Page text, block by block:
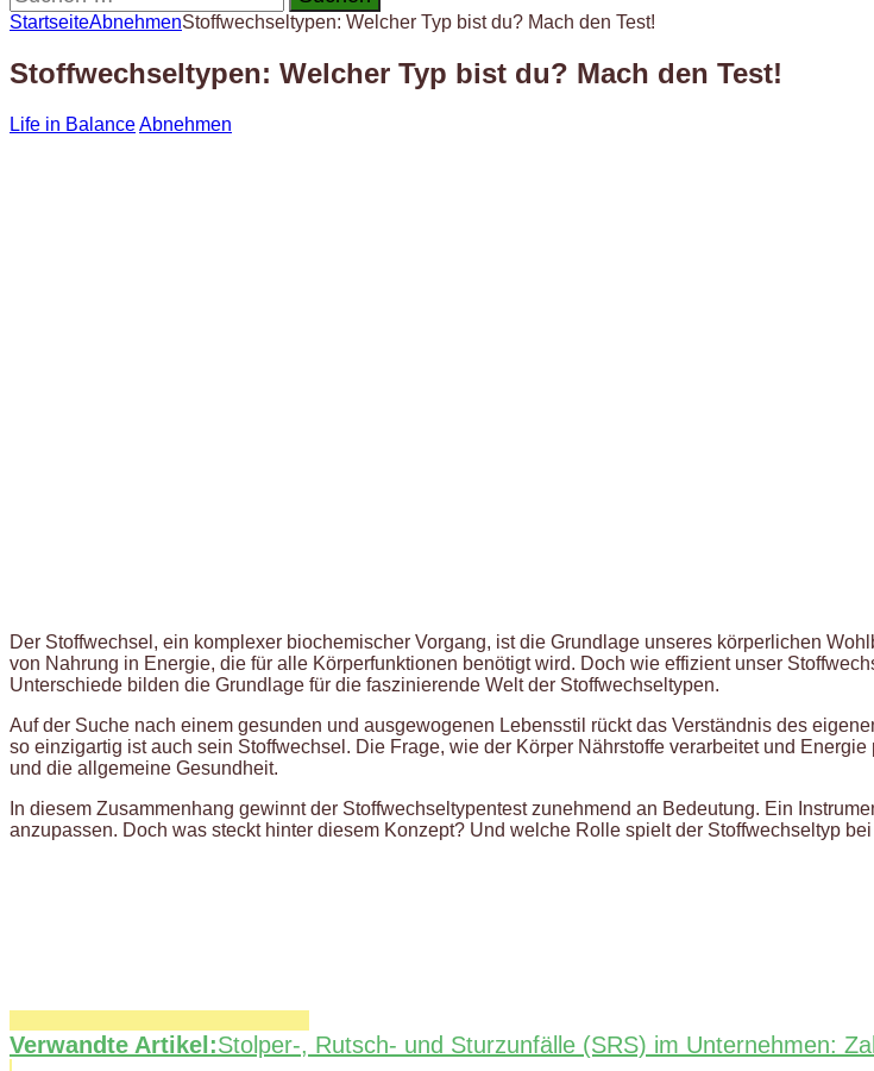
nach:
StartseiteAbnehmenStoffwechseltypen: Welcher Typ bist du? Mach den Test!
Stoffwechseltypen: Welcher Typ bist du? Mach den Test!
Life in BalanceAbnehmen
Der Stoffwechsel, ein komplexer biochemischer Vorgang, ist die Grundlage unseres körperlichen
von Nahrung in Energie, die für alle Körperfunktionen benötigt wird. Doch wie effizient unser
Unterschiede bilden die Grundlage für die faszinierende Welt der Stoffwechseltypen.
Auf der Suche nach einem gesunden und ausgewogenen Lebensstil rückt das Verständnis des
so einzigartig ist auch sein Stoffwechsel. Die Frage, wie der Körper Nährstoffe verarbeitet und
und die allgemeine Gesundheit.
In diesem Zusammenhang gewinnt der Stoffwechseltypentest zunehmend an Bedeutung. Ein
anzupassen. Doch was steckt hinter diesem Konzept? Und welche Rolle spielt der Stoffwechseltyp
Verwandte Artikel:Stolper-, Rutsch- und Sturzunfälle (SRS) im Unternehmen: